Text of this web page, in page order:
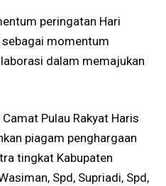
peringatan Hari
sebagai momentum
dalam memajukan
Pulau Rakyat Haris
piagam penghargaan
tingkat Kabupaten
Spd, Supriadi, Spd,